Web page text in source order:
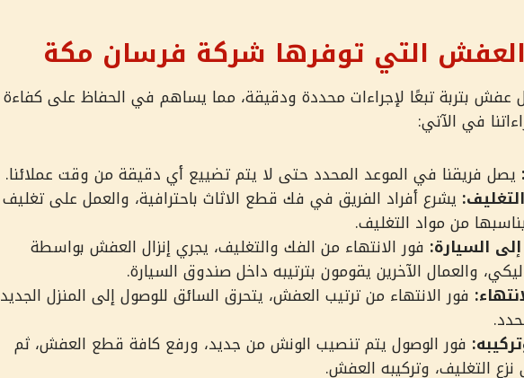
التي توفرها شركة فرسان مكة
بتربة تبعًا لإجراءات محددة ودقيقة، مما يساهم في الحفاظ على كفاءة
في الآتي:
يصل فريقنا في الموعد المحدد حتى لا يتم تضييع أي دقيقة من وقت عملائنا.
يشرع أفراد الفريق في فك قطع الاثاث باحترافية، والعمل على تغليف
من مواد التغليف.
السيارة: فور الانتهاء من الفك والتغليف، يجري إنزال العفش بواسطة
والعمال الآخرين يقومون بترتيبه داخل صندوق السيارة.
فور الانتهاء من ترتيب العفش، يتحرق السائق للوصول إلى المنزل الجديد
فور الوصول يتم تنصيب الونش من جديد، ورفع كافة قطع العفش، ثم
نزع التغليف، وتركيبه العفش.